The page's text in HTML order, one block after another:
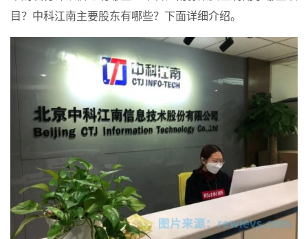
目？中科江南主要股东有哪些？下面详细介绍。